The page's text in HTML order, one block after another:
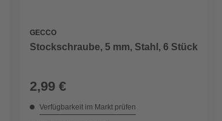
GECCO
Stockschraube, 5 mm, Stahl, 6 Stück
2,99 €
Verfügbarkeit im Markt prüfen